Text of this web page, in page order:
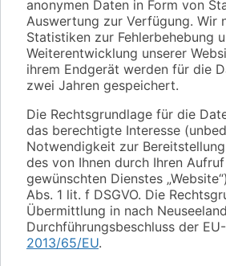
anonymen Daten in Form von
Auswertung zur Verfügung. Wir
Statistiken zur Fehlerbehebung
Weiterentwicklung unserer
ihrem Endgerät werden für die
zwei Jahren gespeichert.
Die Rechtsgrundlage für die
das berechtigte Interesse
Notwendigkeit zur
des von Ihnen durch Ihren
gewünschten Dienstes
Abs. 1 lit. f DSGVO. Die
Übermittlung in nach
Durchführungsbeschluss der
2013/65/EU.